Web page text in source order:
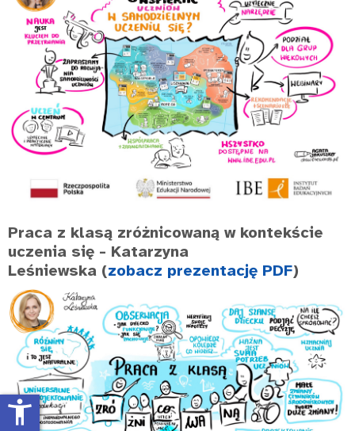
Praca z klasą zróżnicowaną w kontekście
uczenia się - Katarzyna
Leśniewska (zobacz prezentację PDF)
accessibility_new